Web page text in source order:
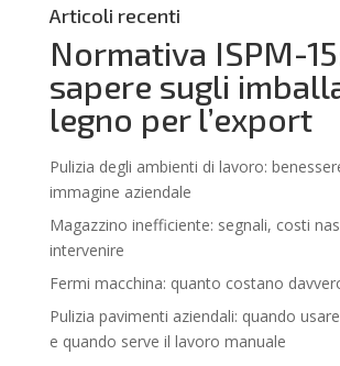
Articoli recenti
Normativa ISPM-
sapere sugli
legno per l’export
Pulizia degli ambienti di lavoro:
immagine aziendale
Magazzino inefficiente: segnali, costi
intervenire
Fermi macchina: quanto costano
Pulizia pavimenti aziendali: quando
e quando serve il lavoro manuale